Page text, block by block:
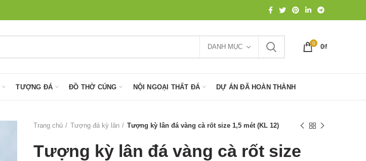
DANH MỤC 0 0₫
TƯỢNG ĐÁ ĐỒ THỜ CÚNG NỘI NGOẠI THẤT ĐÁ DỰ ÁN ĐÃ HOÀN THÀNH
Trang chủ Tượng đá kỳ lân Tượng kỳ lân đá vàng cà rốt size 1,5 mét (KL 12)
Tượng kỳ lân đá vàng cà rốt size